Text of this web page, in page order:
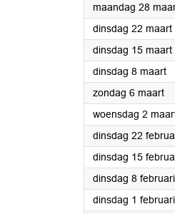
maandag 28
dinsdag 22 maart
dinsdag 15 maart
dinsdag 8 maart
zondag 6 maart
woensdag 2
dinsdag 22
dinsdag 15
dinsdag 8 februari
dinsdag 1 februari